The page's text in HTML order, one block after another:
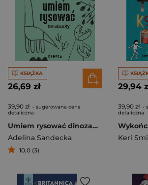
KSIĄŻKA
26,69 zł
39,90 zł - sugerowana cena
detaliczna
Umiem rysować dinozaury
Adelina Sandecka
10,0 (3)
29,94
39,90 zł -
detaliczna
Keri